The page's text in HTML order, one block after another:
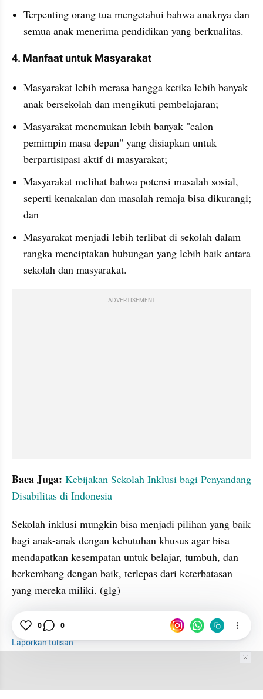
Terpenting orang tua mengetahui bahwa anaknya dan
semua anak menerima pendidikan yang berkualitas.
4. Manfaat untuk Masyarakat
Masyarakat lebih merasa bangga ketika lebih banyak
anak bersekolah dan mengikuti pembelajaran;
Masyarakat menemukan lebih banyak "calon
pemimpin masa depan" yang disiapkan untuk
berpartisipasi aktif di masyarakat;
Masyarakat melihat bahwa potensi masalah sosial,
seperti kenakalan dan masalah remaja bisa dikurangi;
dan
Masyarakat menjadi lebih terlibat di sekolah dalam
rangka menciptakan hubungan yang lebih baik antara
sekolah dan masyarakat.
ADVERTISEMENT
Baca Juga: Kebijakan Sekolah Inklusi bagi Penyandang
Disabilitas di Indonesia
Sekolah inklusi mungkin bisa menjadi pilihan yang baik
bagi anak-anak dengan kebutuhan khusus agar bisa
mendapatkan kesempatan untuk belajar, tumbuh, dan
berkembang dengan baik, terlepas dari keterbatasan
yang mereka miliki. (glg)
Sekolah
Daerah Indepth
Laporkan tulisan
0 0